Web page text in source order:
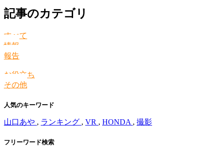
記事のカテゴリ
すべて
情報
報告
お役立ち
その他
人気のキーワード
山口あや , ランキング , VR , HONDA , 撮影
フリーワード検索